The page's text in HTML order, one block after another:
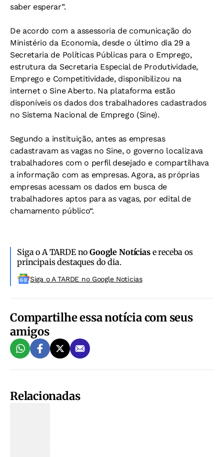
saber esperar”.
De acordo com a assessoria de comunicação do
Ministério da Economia, desde o último dia 29 a
Secretaria de Políticas Públicas para o Emprego,
estrutura da Secretaria Especial de Produtividade,
Emprego e Competitividade, disponibilizou na
internet o Sine Aberto. Na plataforma estão
disponíveis os dados dos trabalhadores cadastrados
no Sistema Nacional de Emprego (Sine).
Segundo a instituição, antes as empresas
cadastravam as vagas no Sine, o governo localizava
trabalhadores com o perfil desejado e compartilhava
a informação com as empresas. Agora, as próprias
empresas acessam os dados em busca de
trabalhadores aptos para as vagas, por edital de
chamamento público“.
Siga o A TARDE noGoogle Notíciase receba os
principais destaques do dia.
Siga o A TARDE no Google Noticias
Compartilhe essa notícia com seus
amigos
Relacionadas